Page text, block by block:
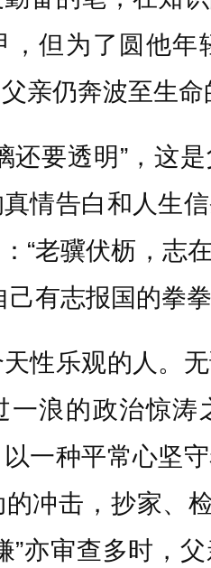
，但为了圆他年
亲仍奔波至生
要透明”，这是
情告白和人生
“老骥伏枥，志
己有志报国的拳
乐观的人。无
一浪的政治惊涛
一种平常心坚
冲击，抄家、
”亦审查多时，